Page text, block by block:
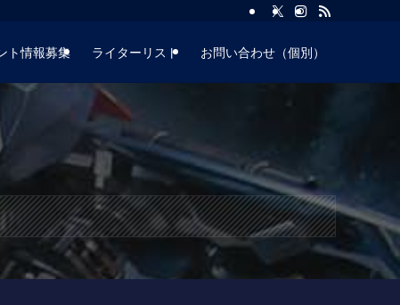
ト情報募集 ライターリスト お問い合わせ（個別）